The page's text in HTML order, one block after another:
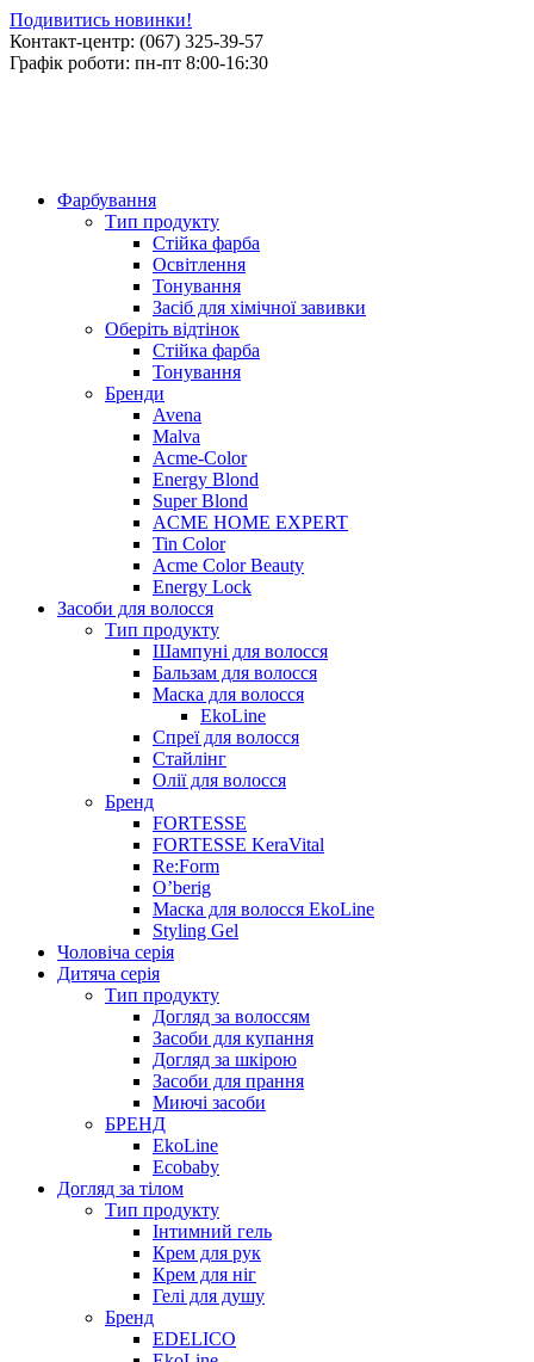
Подивитись новинки!
Контакт-центр: (067) 325-39-57
Графік роботи: пн-пт 8:00-16:30
Фарбування
Тип продукту
Стійка фарба
Освітлення
Тонування
Засіб для хімічної завивки
Оберіть відтінок
Стійка фарба
Тонування
Бренди
Avena
Malva
Acme-Color
Energy Blond
Super Blond
ACME HOME EXPERT
Tin Color
Acme Color Beauty
Energy Lock
Засоби для волосся
Тип продукту
Шампуні для волосся
Бальзам для волосся
Маска для волосся
EkoLine
Спреї для волосся
Стайлінг
Олії для волосся
Бренд
FORTESSE
FORTESSE KeraVital
Re:Form
O’berig
Маска для волосся EkoLine
Styling Gel
Чоловіча серія
Дитяча серія
Тип продукту
Догляд за волоссям
Засоби для купання
Догляд за шкірою
Засоби для прання
Миючі засоби
БРЕНД
EkoLine
Ecobaby
Догляд за тілом
Тип продукту
Інтимний гель
Крем для рук
Крем для ніг
Гелі для душу
Бренд
EDELICO